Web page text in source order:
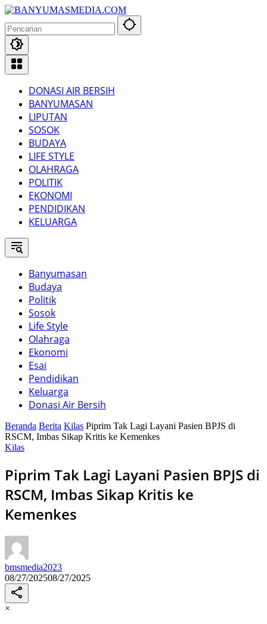
Langsung
konten
DONASI AIR BERSIH
BANYUMASAN
LIPUTAN
SOSOK
BUDAYA
LIFE STYLE
OLAHRAGA
POLITIK
EKONOMI
PENDIDIKAN
KELUARGA
Banyumasan
Budaya
Politik
Sosok
Life Style
Olahraga
Ekonomi
Esai
Pendidikan
Keluarga
Donasi Air Bersih
Beranda Berita Kilas Piprim Tak Lagi Layani Pasien BPJS di
RSCM, Imbas Sikap Kritis ke Kemenkes
Kilas
Piprim Tak Lagi Layani Pasien BPJS di
RSCM, Imbas Sikap Kritis ke
Kemenkes
bmsmedia2023
08/27/202508/27/2025
×